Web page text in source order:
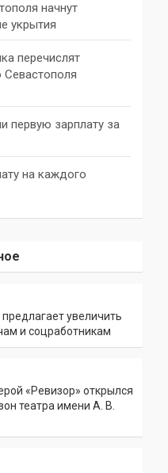
начнут
укрытия
перечислят
Севастополя
первую зарплату за
на каждого
увеличить
и соцработникам
«Ревизор» открылся
театра имени А. В.